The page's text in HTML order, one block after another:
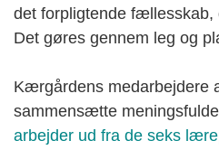
det forpligtende fællesskab,
Det gøres gennem leg og
Kærgårdens medarbejdere
sammensætte
arbejder ud fra de seks